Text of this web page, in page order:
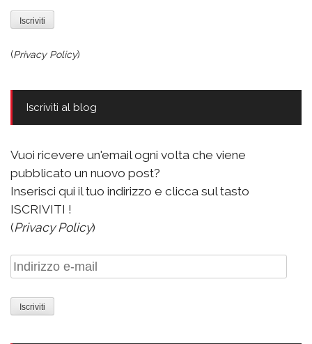
(Privacy Policy)
Iscriviti al blog
Vuoi ricevere un'email ogni volta che viene
pubblicato un nuovo post?
Inserisci qui il tuo indirizzo e clicca sul tasto
ISCRIVITI !
(Privacy Policy)
Indirizzo
e-
mail